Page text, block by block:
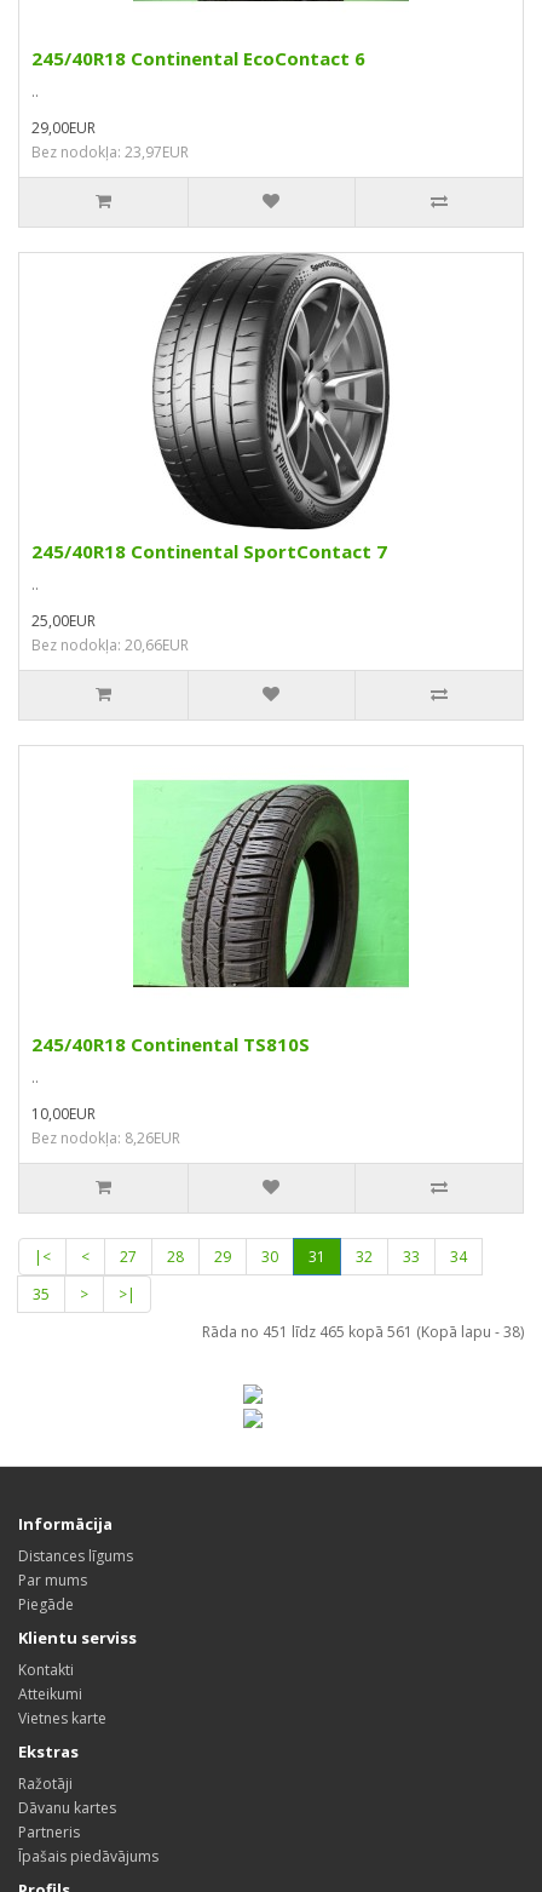
245/40R18 Continental EcoContact 6
..
29,00EUR
Bez nodokļa: 23,97EUR
245/40R18 Continental SportContact 7
..
25,00EUR
Bez nodokļa: 20,66EUR
245/40R18 Continental TS810S
..
10,00EUR
Bez nodokļa: 8,26EUR
|< < 27 28 29 30 31 32 33
34
35
>
>|
Rāda no 451 līdz 465 kopā 561 (Kopā lapu - 38)
Informācija
Distances līgums
Par mums
Piegāde
Klientu serviss
Kontakti
Atteikumi
Vietnes karte
Ekstras
Ražotāji
Dāvanu kartes
Partneris
Īpašais piedāvājums